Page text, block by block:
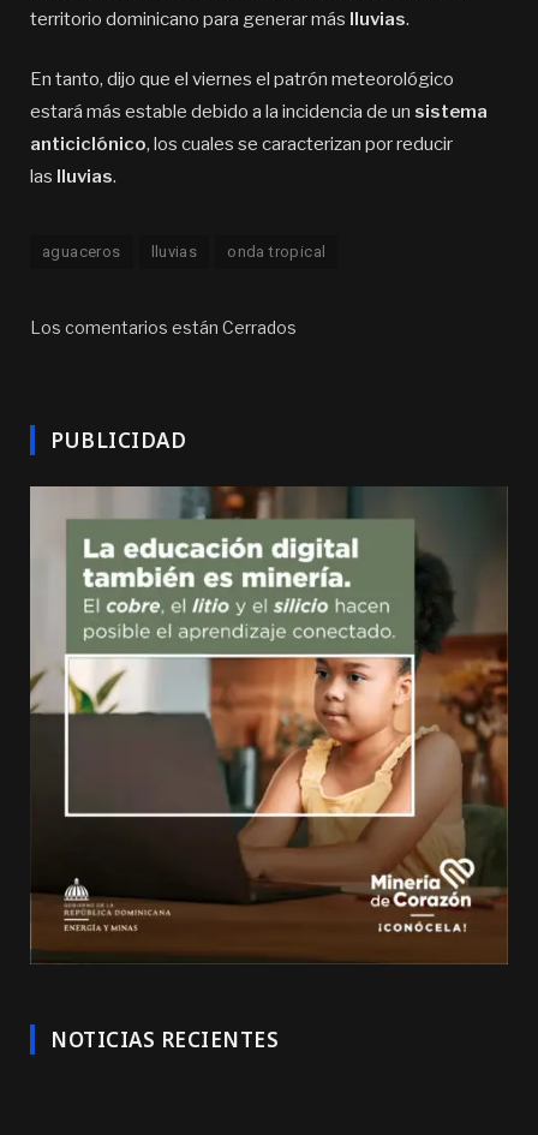
territorio dominicano para generar más lluvias.
En tanto, dijo que el viernes el patrón meteorológico
estará más estable debido a la incidencia de un sistema
anticiclónico, los cuales se caracterizan por reducir
las
lluvias.
aguaceros lluvias onda tropical
Los comentarios están Cerrados
PUBLICIDAD
NOTICIAS RECIENTES